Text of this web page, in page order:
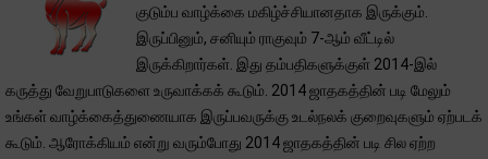
குடும்ப வாழ்க்கை மகிழ்ச்சியானதாக இருக்கும்.
இருப்பினும், சனியும் ராகுவும் 7-ஆம் வீட்டில்
இருக்கிறார்கள். இது தம்பதிகளுக்குள் 2014-இல்
கருத்து வேறுபாடுகளை உருவாக்கக் கூடும். 2014 ஜாதகத்தின் படி மேலும்
உங்கள் வாழ்க்கைத்துணையாக இருப்பவருக்கு உடல்நலக் குறைவுகளும் ஏற்படக்
கூடும். ஆரோக்கியம் என்று வரும்போது 2014 ஜாதகத்தின் படி சில ஏற்ற